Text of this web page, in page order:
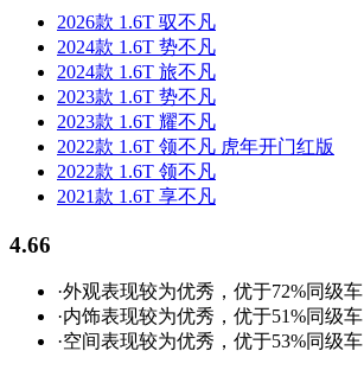
2026款 1.6T 驭不凡
2024款 1.6T 势不凡
2024款 1.6T 旅不凡
2023款 1.6T 势不凡
2023款 1.6T 耀不凡
2022款 1.6T 领不凡 虎年开门红版
2022款 1.6T 领不凡
2021款 1.6T 享不凡
4.66
·外观表现较为优秀，优于72%同级车
·内饰表现较为优秀，优于51%同级车
·空间表现较为优秀，优于53%同级车